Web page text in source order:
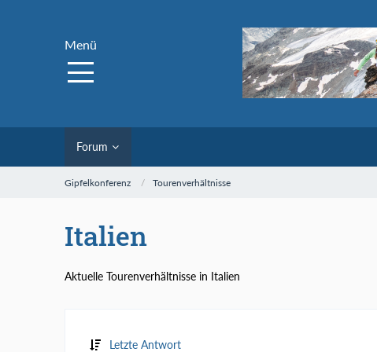
Menü
Forum
Gipfelkonferenz Tourenverhältnisse
Italien
Aktuelle Tourenverhältnisse in Italien
Letzte Antwort